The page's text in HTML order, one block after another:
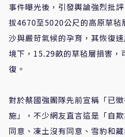
事件曝光後，引發輿論強烈批
拔4670至5020公尺的高原草毡
沙與嚴苛氣候的孕育，其恢復
境下，15.29畝的草毡層損害，
復。
對於蔡國強團隊先前宣稱「已
施」，不少網友直言這是「自
同意、凍土沒有同意、雪豹和